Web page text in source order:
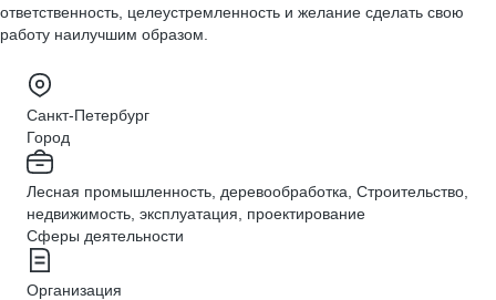
ответственность, целеустремленность и желание сделать свою
работу наилучшим образом.
Санкт-Петербург
Город
Лесная промышленность, деревообработка, Строительство,
недвижимость, эксплуатация, проектирование
Сферы деятельности
Организация